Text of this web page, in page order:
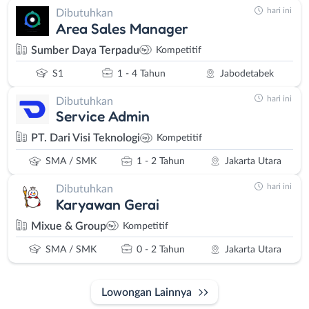
Dibutuhkan
Area Sales Manager
Sumber Daya Terpadu Kompetitif
S1 1 - 4 Tahun Jabodetabek
hari ini
Dibutuhkan
Service Admin
PT. Dari Visi Teknologi Kompetitif
SMA / SMK 1 - 2 Tahun Jakarta Utara
hari ini
Dibutuhkan
Karyawan Gerai
Mixue & Group Kompetitif
SMA / SMK 0 - 2 Tahun Jakarta Utara
hari ini
Lowongan Lainnya